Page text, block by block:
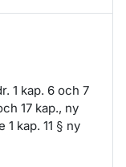
1 kap. 6 och 7
17 kap., ny
1 kap. 11 § ny